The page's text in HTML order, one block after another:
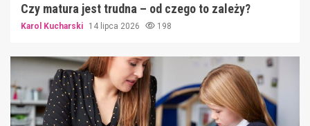
Czy matura jest trudna – od czego to zależy?
Karol Kucharski 14 lipca 2026 198